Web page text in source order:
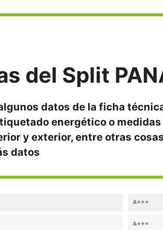
del Split
datos de la ficha
energético o
y exterior, entre otras
datos